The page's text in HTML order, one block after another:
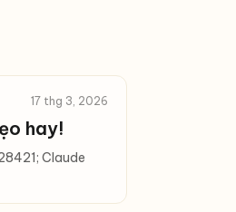
17 thg 3, 2026
hay!
Claude